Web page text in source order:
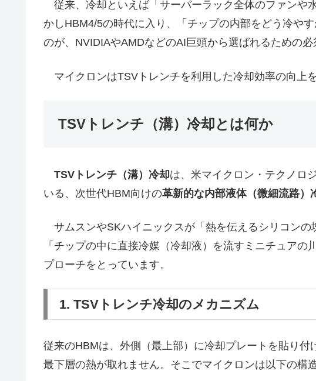
従来、冷却といえば「サーバーラック全体のファンや
かしHBM4/5の時代に入り、「チップの内部をどう冷や
のが、NVIDIAやAMDなどのAI巨頭から選ばれるための必
マイクロンはTSVトレンチを利用した冷却効率の向上を
TSVトレンチ（溝）冷却とは何か
TSVトレンチ（溝）冷却は、米マイクロン・テクノロ
いる、次世代HBM向けの革新的な内部液体（微細流路）
サムスンやSKハイニックスが「熱を伝えるシリコンの
「チップの中に直接冷媒（冷却液）を流すミニチュア
プローチをとっています。
1. TSVトレンチ冷却のメカニズム
従来のHBMは、外側（最上部）に冷却プレートを貼り付
最下層の熱が取れません。そこでマイクロンは以下の構